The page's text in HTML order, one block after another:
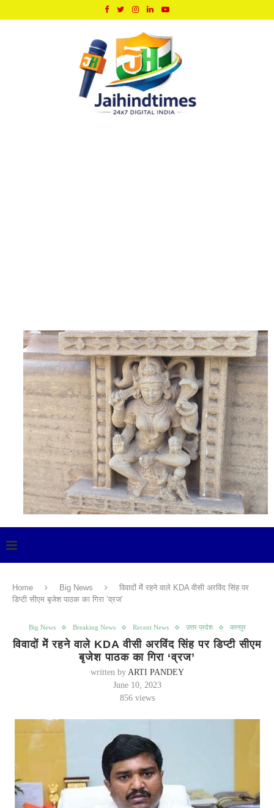
Home Big News
विवादों मेें रहने वाले KDA वीसी अरविंद सिंह पर
डिप्टी सीएम बृजेश पाठक का गिरा ‘व्रज’
Big News Breaking News Recent News उत्तर प्रदेश कानपुर
विवादों मेें रहने वाले KDA वीसी अरविंद सिंह पर डिप्टी सीएम
बृजेश पाठक का गिरा ‘व्रज’
written by ARTI PANDEY
June 10, 2023
856views